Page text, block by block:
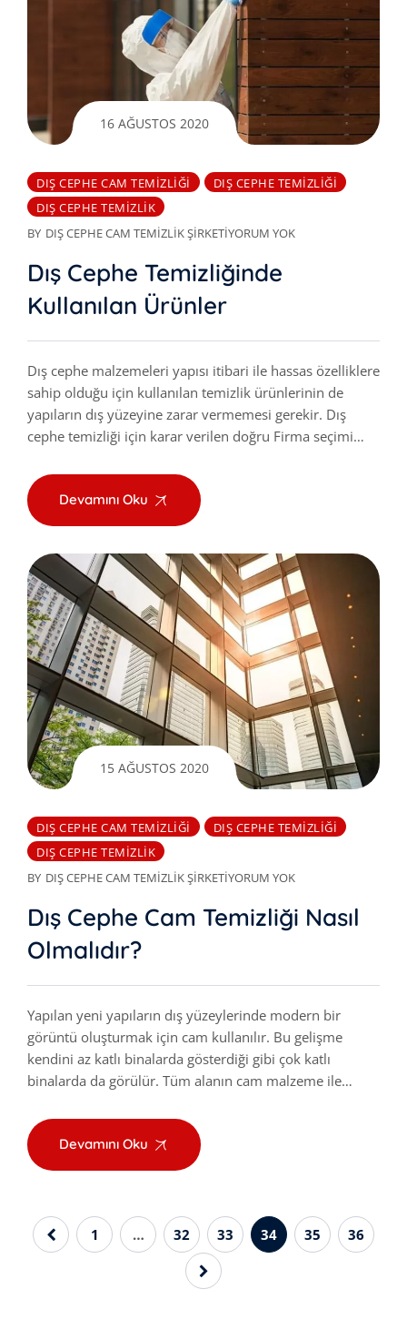
16 AĞUSTOS 2020
DIŞ CEPHE CAM TEMIZLIĞI
DIŞ CEPHE TEMIZLIĞI
DIŞ CEPHE TEMIZLIK
BY DIŞ CEPHE CAM TEMIZLIK ŞIRKETIYORUM YOK
Dış Cephe Temizliğinde
Kullanılan Ürünler
Dış cephe malzemeleri yapısı itibari ile hassas özelliklere
sahip olduğu için kullanılan temizlik ürünlerinin de
yapıların dış yüzeyine zarar vermemesi gerekir. Dış
cephe temizliği için karar verilen doğru Firma seçimi…
Devamını Oku
15 AĞUSTOS 2020
DIŞ CEPHE CAM TEMIZLIĞI
DIŞ CEPHE TEMIZLIĞI
DIŞ CEPHE TEMIZLIK
BY DIŞ CEPHE CAM TEMIZLIK ŞIRKETIYORUM YOK
Dış Cephe Cam Temizliği Nasıl
Olmalıdır?
Yapılan yeni yapıların dış yüzeylerinde modern bir
görüntü oluşturmak için cam kullanılır. Bu gelişme
kendini az katlı binalarda gösterdiği gibi çok katlı
binalarda da görülür. Tüm alanın cam malzeme ile…
Devamını Oku
1 … 32 33 34 35 36